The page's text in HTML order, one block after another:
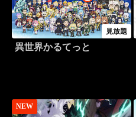
見放題
異世界かるてっと
NEW